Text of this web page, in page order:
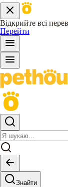
Відкрийте всі
Перейти
Знайти